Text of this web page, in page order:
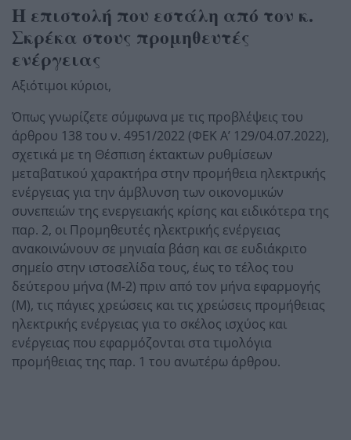
Η επιστολή που εστάλη από τον κ.
Σκρέκα στους προμηθευτές
ενέργειας
Αξιότιμοι κύριοι,
Όπως γνωρίζετε σύμφωνα με τις προβλέψεις του
άρθρου 138 του ν. 4951/2022 (ΦΕΚ Α’ 129/04.07.2022),
σχετικά με τη Θέσπιση έκτακτων ρυθμίσεων
μεταβατικού χαρακτήρα στην προμήθεια ηλεκτρικής
ενέργειας για την άμβλυνση των οικονομικών
συνεπειών της ενεργειακής κρίσης και ειδικότερα της
παρ. 2, οι Προμηθευτές ηλεκτρικής ενέργειας
ανακοινώνουν σε μηνιαία βάση και σε ευδιάκριτο
σημείο στην ιστοσελίδα τους, έως το τέλος του
δεύτερου μήνα (Μ-2) πριν από τον μήνα εφαρμογής
(Μ), τις πάγιες χρεώσεις και τις χρεώσεις προμήθειας
ηλεκτρικής ενέργειας για το σκέλος ισχύος και
ενέργειας που εφαρμόζονται στα τιμολόγια
προμήθειας της παρ. 1 του ανωτέρω άρθρου.